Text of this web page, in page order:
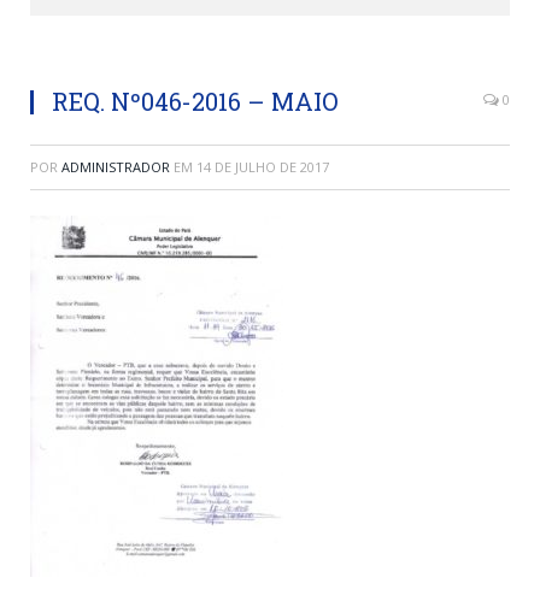
REQ. Nº046-2016 – MAIO 0
POR ADMINISTRADOR EM 14 DE JULHO DE 2017